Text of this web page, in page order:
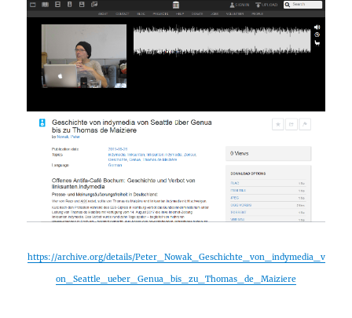
https://archive.org/details/Peter_Nowak_Geschichte_von_indymedia_v
on_Seattle_ueber_Genua_bis_zu_Thomas_de_Maiziere